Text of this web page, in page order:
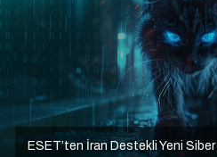
ESET’ten İran Destekli Yeni